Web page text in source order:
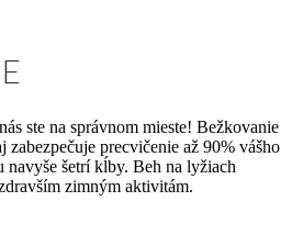
ste na správnom mieste! Bežkovanie
zabezpečuje precvičenie až 90% vášho
navyše šetrí kĺby. Beh na lyžiach
zimným aktivitám.